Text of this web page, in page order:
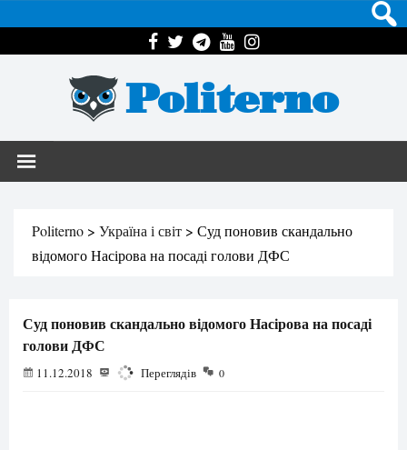
Politerno
Politerno > Україна і світ > Суд поновив скандально
відомого Насірова на посаді голови ДФС
Суд поновив скандально відомого Насірова на посаді
голови ДФС
11.12.2018 1784 Переглядів 0